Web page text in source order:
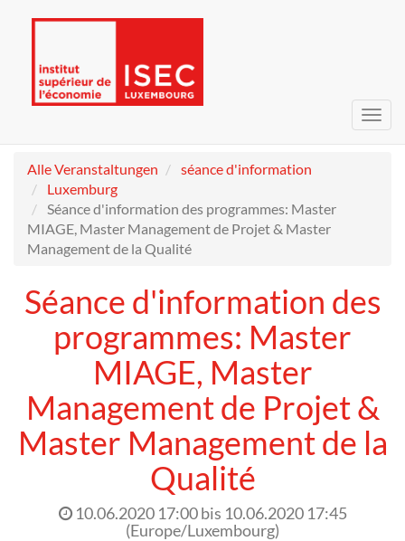
Alle Veranstaltungen
séance d'information
Luxemburg
Séance d'information des programmes: Master
MIAGE, Master Management de Projet & Master
Management de la Qualité
Séance d'information des
programmes: Master
MIAGE, Master
Management de Projet &
Master Management de la
Qualité
10.06.2020 17:00bis 10.06.2020 17:45
(Europe/Luxembourg)